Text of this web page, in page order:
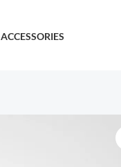
ACCESSORIES